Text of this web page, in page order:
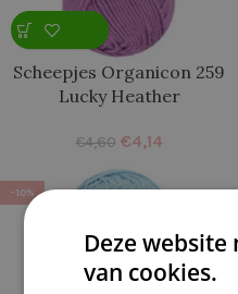
Scheepjes Organicon 259
Lucky Heather
€4,60 €4,14
-10%
Deze
van cookies.